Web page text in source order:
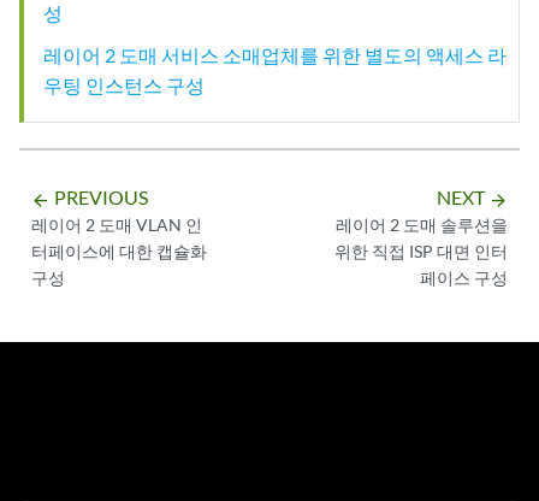
성
레이어 2 도매 서비스 소매업체를 위한 별도의 액세스 라
우팅 인스턴스 구성
arrow_backward PREVIOUS
레이어 2 도매 VLAN 인
터페이스에 대한 캡슐화
구성
NEXT arrow_forward
레이어 2 도매 솔루션을
위한 직접 ISP 대면 인터
페이스 구성